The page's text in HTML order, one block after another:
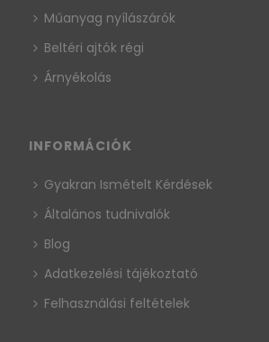
Műanyag nyílászárók
Beltéri ajtók régi
Árnyékolás
INFORMÁCIÓK
Gyakran Ismételt Kérdések
Általános tudnivalók
Blog
Adatkezelési tájékoztató
Felhasználási feltételek